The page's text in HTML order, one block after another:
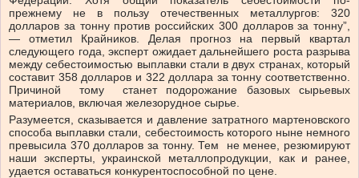
прежнему не в пользу отечественных металлургов: 320
долларов за тонну против российских 300 долларов за тонну”,
— отметил Крайников. Делая прогноз на первый квартал
следующего года, эксперт ожидает дальнейшего роста разрыва
между себестоимостью выплавки стали в двух странах, который
составит 358 долларов и 322 доллара за тонну соответственно.
Причиной тому станет подорожание базовых сырьевых
материалов, включая железорудное сырье.
Разумеется, сказывается и давление затратного мартеновского
способа выплавки стали, себестоимость которого ныне немного
превысила 370 долларов за тонну. Тем не менее, резюмируют
наши эксперты, украинской металлопродукции, как и ранее,
удается оставаться конкурентоспособной по цене.